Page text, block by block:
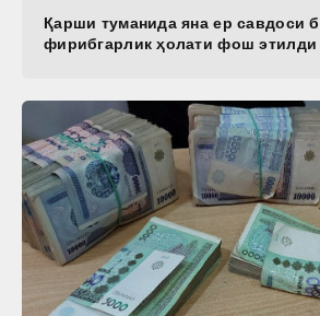
Қарши туманида яна ер савдоси
фирибгарлик ҳолати фош этилди